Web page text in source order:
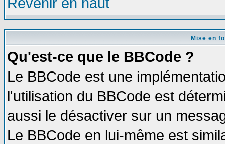
Mise en
Qu'est-ce que le BBCode ?
Le BBCode est une
l'utilisation du BBCode est
aussi le désactiver sur un
Le BBCode en lui-même est